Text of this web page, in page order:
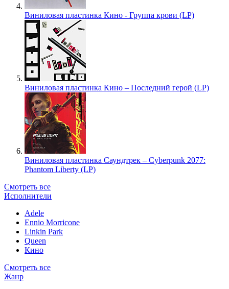
Виниловая пластинка Кино - Группа крови (LP)
Виниловая пластинка Кино – Последний герой (LP)
Виниловая пластинка Саундтрек – Cyberpunk 2077:
Phantom Liberty (LP)
Смотреть все
Исполнители
Adele
Ennio Morricone
Linkin Park
Queen
Кино
Смотреть все
Жанр